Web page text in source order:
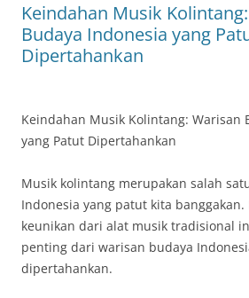
Keindahan Musik
Budaya Indonesia yang
Dipertahankan
Keindahan Musik Kolintang: Warisan
yang Patut Dipertahankan
Musik kolintang merupakan salah
Indonesia yang patut kita
keunikan dari alat musik tradisional
penting dari warisan budaya
dipertahankan.